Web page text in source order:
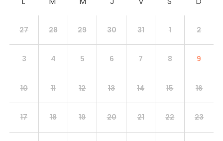
27 28 29 30 31 1 2
3 4 5 6 7 8 9
10 11 12 13 14 15 16
17 18 19 20 21 22 23